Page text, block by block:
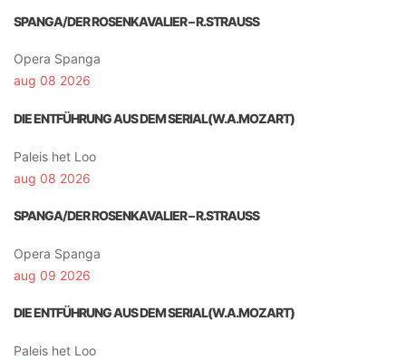
SPANGA/DER ROSENKAVALIER – R.STRAUSS
Opera Spanga
aug 08 2026
DIE ENTFÜHRUNG AUS DEM SERIAL(W.A.MOZART)
Paleis het Loo
aug 08 2026
SPANGA/DER ROSENKAVALIER – R.STRAUSS
Opera Spanga
aug 09 2026
DIE ENTFÜHRUNG AUS DEM SERIAL(W.A.MOZART)
Paleis het Loo